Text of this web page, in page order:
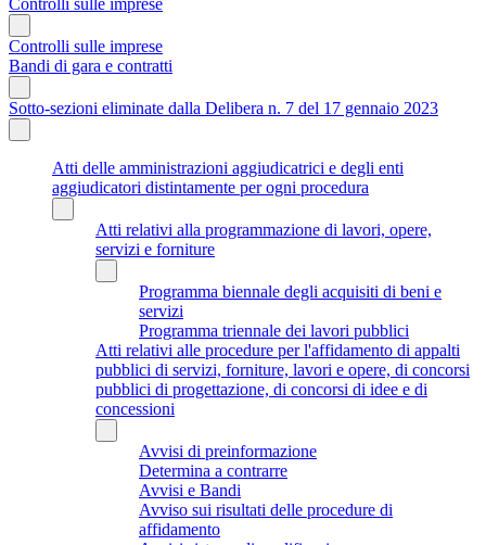
Controlli sulle imprese
Bandi di gara e contratti
Sotto-sezioni eliminate dalla Delibera n. 7 del 17 gennaio 2023
Atti delle amministrazioni aggiudicatrici e degli enti
aggiudicatori distintamente per ogni procedura
Atti relativi alla programmazione di lavori, opere,
servizi e forniture
Programma biennale degli acquisiti di beni e
servizi
Programma triennale dei lavori pubblici
Atti relativi alle procedure per l'affidamento di appalti
pubblici di servizi, forniture, lavori e opere, di concorsi
pubblici di progettazione, di concorsi di idee e di
concessioni
Avvisi di preinformazione
Determina a contrarre
Avvisi e Bandi
Avviso sui risultati delle procedure di
affidamento